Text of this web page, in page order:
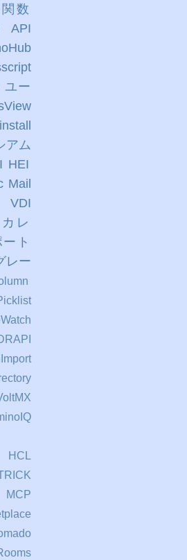
数
API
ユー
install
アム
HEI
Mail
VDI
カレ
ト
レー
HCL
MCP